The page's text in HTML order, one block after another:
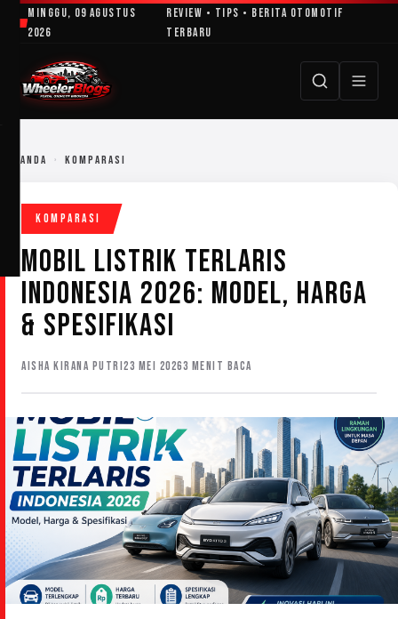
LewatiMinggu, 09 Agustus
2026
Review • Tips • Berita Otomotif
Terbaru
BERANDA › KOMPARASI
KOMPARASI
MOBIL LISTRIK TERLARIS
INDONESIA 2026: MODEL, HARGA
& SPESIFIKASI
AISHA KIRANA PUTRI 23 MEI 20263 MENIT BACA